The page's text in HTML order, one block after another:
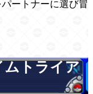
ートナーに選び冒
ムトライア